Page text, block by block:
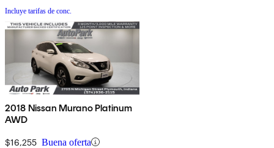
Incluye tarifas de conc.
2018 Nissan Murano Platinum
AWD
$16,255 Buena oferta